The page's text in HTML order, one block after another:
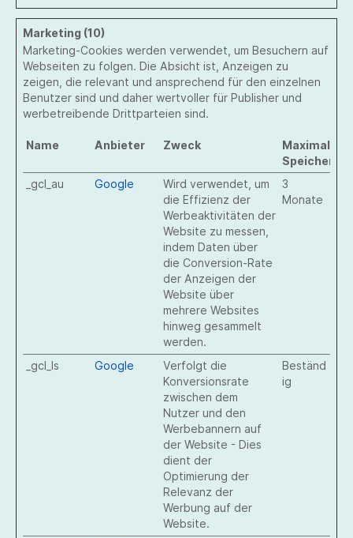
Marketing (10)
Marketing-Cookies werden verwendet, um Besuchern auf
Webseiten zu folgen. Die Absicht ist, Anzeigen zu
zeigen, die relevant und ansprechend für den einzelnen
Benutzer sind und daher wertvoller für Publisher und
werbetreibende Drittparteien sind.
Name Anbieter Zweck
Maximale
_gcl_au
Google
Wird verwendet, um
die Effizienz der
Werbeaktivitäten der
Website zu messen,
indem Daten über
die Conversion-Rate
der Anzeigen der
Website über
mehrere Websites
hinweg gesammelt
werden.
3
Monate
_gcl_ls Google
Verfolgt die
Konversionsrate
zwischen dem
Nutzer und den
Werbebannern auf
der Website - Dies
dient der
Optimierung der
Relevanz der
Werbung auf der
Website.
Beständ
ig